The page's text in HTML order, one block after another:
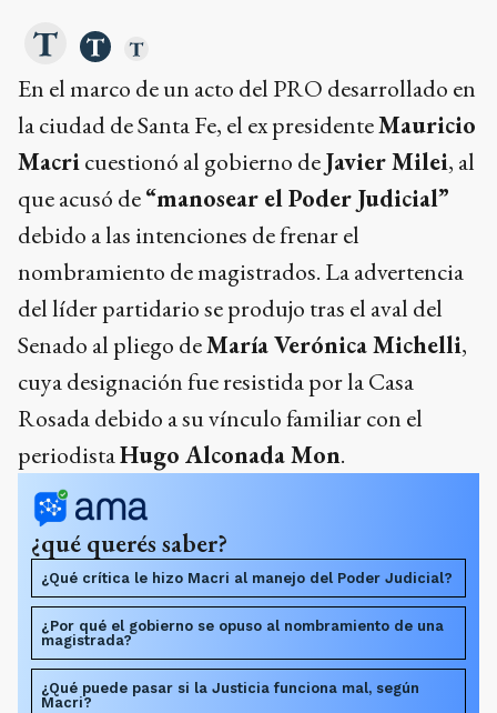
En el marco de un acto del PRO desarrollado en
la ciudad de Santa Fe, el ex presidenteMauricio
Macricuestionó al gobierno deJavier Milei, al
que acusó de“manosear el Poder Judicial”
debido a las intenciones de frenar el
nombramiento de magistrados. La advertencia
del líder partidario se produjo tras el aval del
Senado al pliego deMaría Verónica Michelli,
cuya designación fue resistida por la Casa
Rosada debido a su vínculo familiar con el
periodistaHugo Alconada Mon.
¿qué querés saber?
¿Qué crítica le hizo Macri al manejo del Poder Judicial?
¿Por qué el gobierno se opuso al nombramiento de una
magistrada?
¿Qué puede pasar si la Justicia funciona mal, según
Macri?